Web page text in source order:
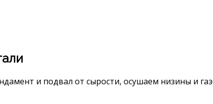
и подвал от сырости, осушаем низины и